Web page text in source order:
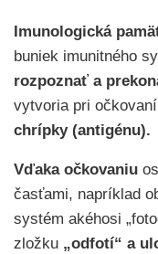
Imunologická
buniek imunitného
rozpoznať a
vytvoria pri
chrípky (antigénu).
Vďaka očkovaniu
časťami, napríklad
systém akéhosi
zložku „odfotí“ a